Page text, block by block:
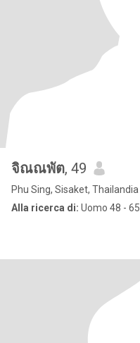
จิณณพัต, 49
Phu Sing, Sisaket, Thailandia
Alla ricerca di: Uomo 48 - 65